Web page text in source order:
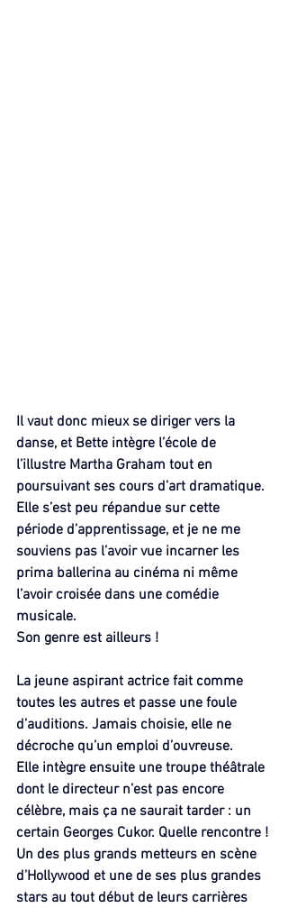
Il vaut donc mieux se diriger vers la
danse, et Bette intègre l’école de
l’illustre Martha Graham tout en
poursuivant ses cours d’art dramatique.
Elle s’est peu répandue sur cette
période d’apprentissage, et je ne me
souviens pas l’avoir vue incarner les
prima ballerina au cinéma ni même
l’avoir croisée dans une comédie
musicale.
Son genre est ailleurs !
La jeune aspirant actrice fait comme
toutes les autres et passe une foule
d’auditions. Jamais choisie, elle ne
décroche qu’un emploi d’ouvreuse.
Elle intègre ensuite une troupe théâtrale
dont le directeur n’est pas encore
célèbre, mais ça ne saurait tarder : un
certain Georges Cukor. Quelle rencontre !
Un des plus grands metteurs en scène
d’Hollywood et une de ses plus grandes
stars au tout début de leurs carrières